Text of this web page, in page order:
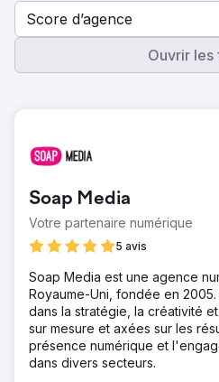
Score d’agence
Ouvrir les
Soap Media
Votre partenaire numérique
5 avis
Soap Media est une agence
Royaume-Uni, fondée en
dans la stratégie, la créativité
sur mesure et axées sur les
présence numérique et
dans divers secteurs.